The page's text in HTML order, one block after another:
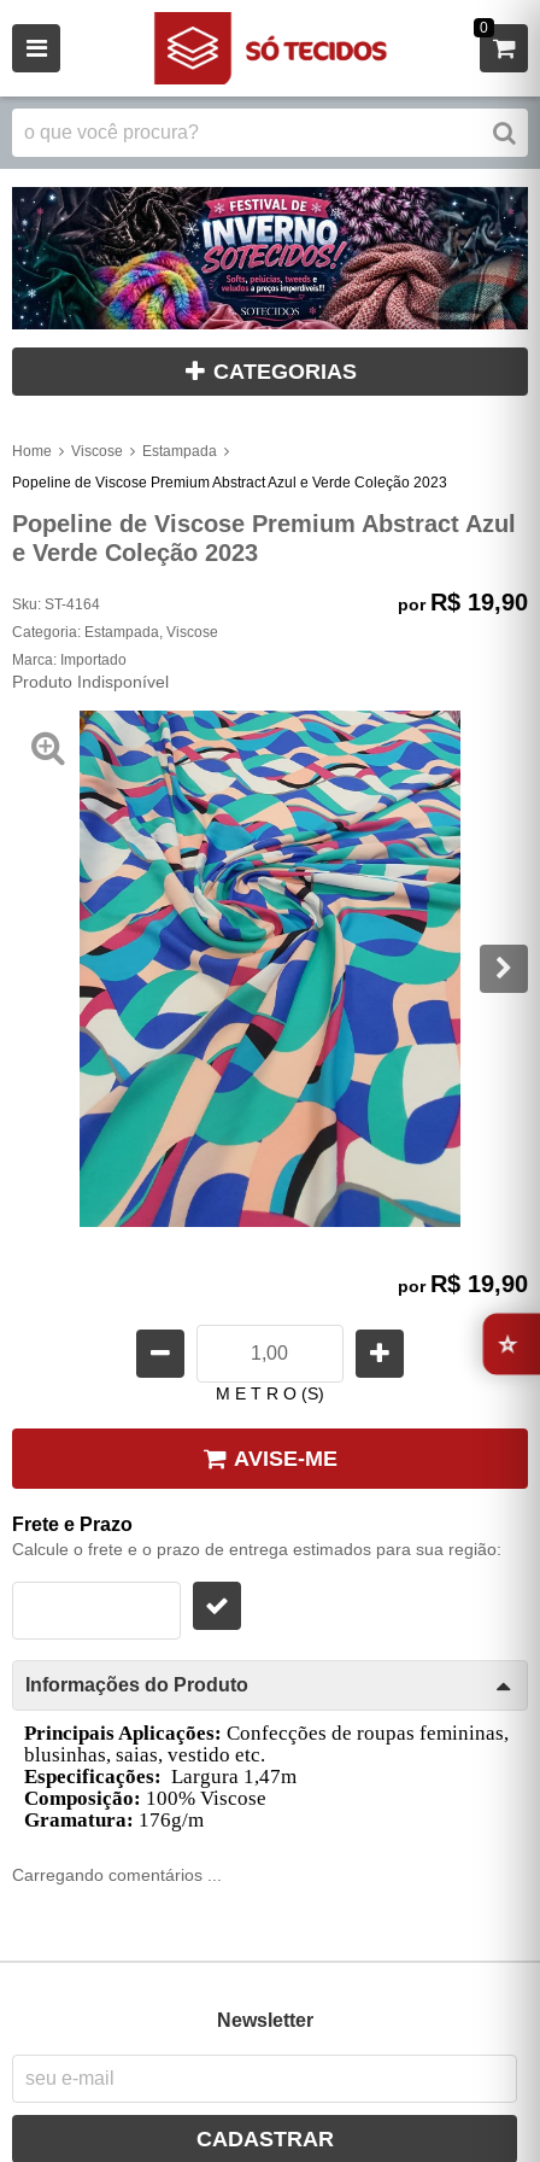
0
CATEGORIAS
Home Viscose
Estampada
Popeline de Viscose Premium Abstract Azul e Verde Coleção 2023
Popeline de Viscose Premium Abstract Azul
e Verde Coleção 2023
Sku: ST-4164
Categoria: Estampada Viscose
Marca: Importado
Produto Indisponível
por R$ 19,90
por R$ 19,90
M E T R O (S)
AVISE-ME
Frete e Prazo
Calcule o frete e o prazo de entrega estimados para sua região:
Informações do Produto
Principais Aplicações: Confecções de roupas femininas,
blusinhas, saias, vestido etc.
Especificações: Largura 1,47m
Composição: 100% Viscose
Gramatura: 176g/m
Carregando comentários ...
Newsletter
CADASTRAR
⭐